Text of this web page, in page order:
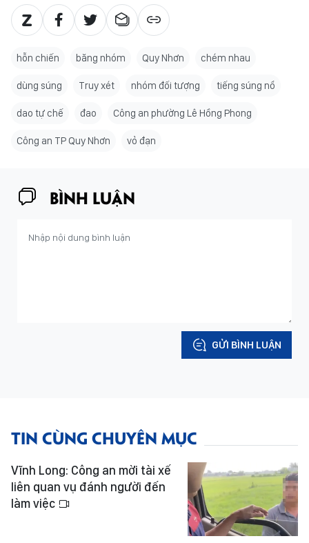
hỗn chiến băng nhóm Quy Nhơn chém nhau
dùng súng Truy xét nhóm đối tượng tiếng súng nổ
dao tự chế đao Công an phường Lê Hồng Phong
Công an TP Quy Nhơn vỏ đạn
BÌNH LUẬN
GỬI BÌNH LUẬN
TIN CÙNG CHUYÊN MỤC
Vĩnh Long: Công an mời tài xế
liên quan vụ đánh người đến
làm việc